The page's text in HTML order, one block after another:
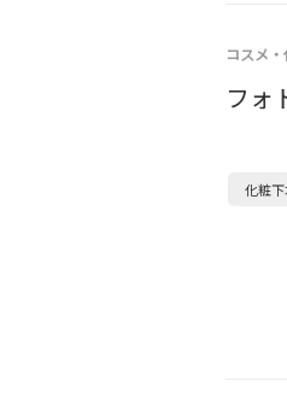
コスメ
フォ
化粧